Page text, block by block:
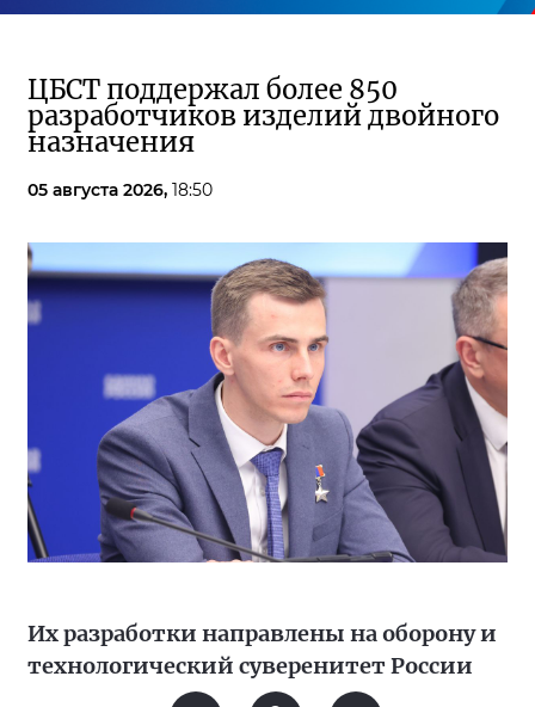
ЦБСТ поддержал более 850
разработчиков изделий двойного
назначения
05 августа 2026, 18:50
Их разработки направлены на оборону и
технологический суверенитет России